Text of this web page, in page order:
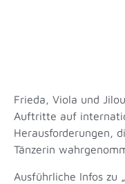
Frieda, Viola und
Auftritte auf
Herausforderungen,
Tänzerin
Ausführliche Infos zu